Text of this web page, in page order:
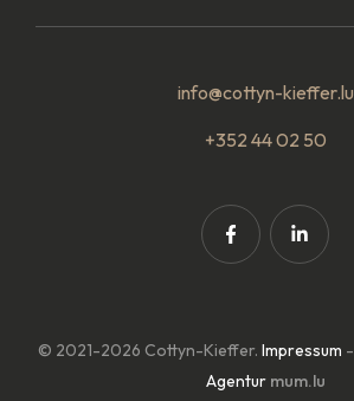
info@cottyn-kieffer.lu
+352 44 02 50
© 2021-2026 Cottyn-Kieffer. Impressum -
Agentur mum.lu